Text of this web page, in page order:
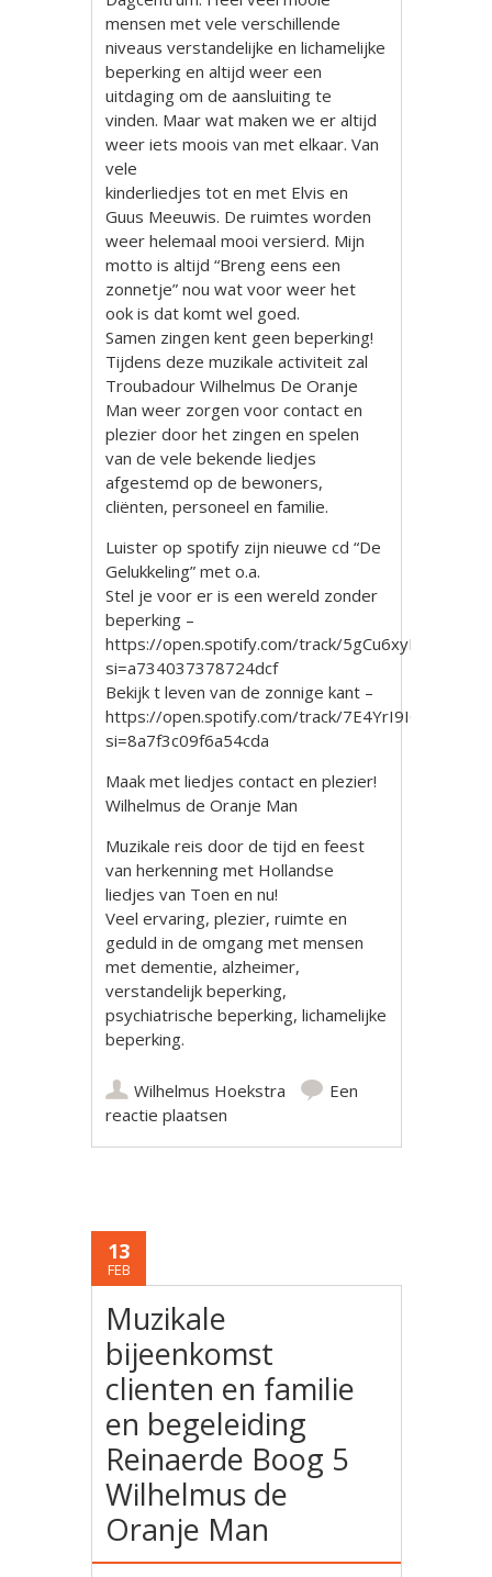
mensen met vele verschillende
niveaus verstandelijke en lichamelijke
beperking en altijd weer een
uitdaging om de aansluiting te
vinden. Maar wat maken we er altijd
weer iets moois van met elkaar. Van
vele
kinderliedjes tot en met Elvis en
Guus Meeuwis. De ruimtes worden
weer helemaal mooi versierd. Mijn
motto is altijd “Breng eens een
zonnetje” nou wat voor weer het
ook is dat komt wel goed.
Samen zingen kent geen beperking!
Tijdens deze muzikale activiteit zal
Troubadour Wilhelmus De Oranje
Man weer zorgen voor contact en
plezier door het zingen en spelen
van de vele bekende liedjes
afgestemd op de bewoners,
cliënten, personeel en familie.
Luister op spotify zijn nieuwe cd “De
Gelukkeling” met o.a.
Stel je voor er is een wereld zonder
beperking –
https://open.spotify.com/track/
si=a734037378724dcf
Bekijk t leven van de zonnige kant –
https://open.spotify.com/track/
si=8a7f3c09f6a54cda
Maak met liedjes contact en plezier!
Wilhelmus de Oranje Man
Muzikale reis door de tijd en feest
van herkenning met Hollandse
liedjes van Toen en nu!
Veel ervaring, plezier, ruimte en
geduld in de omgang met mensen
met dementie, alzheimer,
verstandelijk beperking,
psychiatrische beperking, lichamelijke
beperking.
Wilhelmus Hoekstra
Een
reactie plaatsen
13
FEB
Muzikale
bijeenkomst
clienten en familie
en begeleiding
Reinaerde Boog 5
Wilhelmus de
Oranje Man